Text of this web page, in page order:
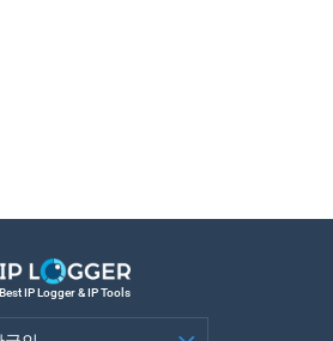
Best IP Logger & IP Tools